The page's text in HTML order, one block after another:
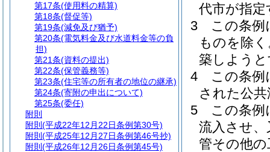
代市が指
3
この条例
ものを除
築しよう
4
この条例
された公
5
この条例
流入させ
管その他
第17条(使用料の精算)
第18条(督促等)
第19条(減免及び猶予)
第20条(電気料金及び水道料金等の負
担)
第21条(資料の提出)
第22条(保管義務等)
第23条(住宅等の所有者の地位の継承)
第24条(寄附の申出について)
第25条(委任)
附則
附則 (平成22年12月22日条例第30号)
附則 (平成25年12月27日条例第46号抄)
附則 (平成26年12月26日条例第45号)